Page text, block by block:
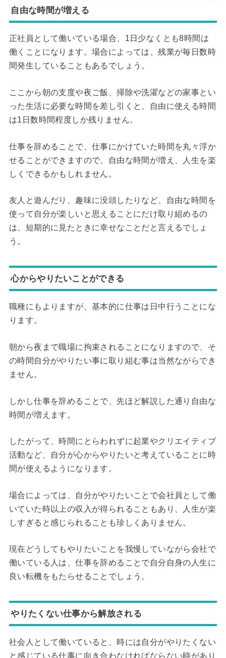
自由な時間が増える
正社員として働いている場合、1日少なくとも8時間は
働くことになります。場合によっては、残業が毎日数時
間発生していることもあるでしょう。
ここから朝の支度や夜ご飯、掃除や洗濯などの家事とい
った生活に必要な時間を差し引くと、自由に使える時間
は1日数時間程度しか残りません。
仕事を辞めることで、仕事にかけていた時間を丸々浮か
せることができますので、自由な時間が増え、人生を楽
しくできるかもしれません。
友人と遊んだり、趣味に没頭したりなど、自由な時間を
使って自分が楽しいと思えることにだけ取り組めるの
は、短期的に見たときに幸せなことだと言えるでしょ
う。
心からやりたいことができる
職種にもよりますが、基本的に仕事は日中行うことにな
ります。
朝から夜まで職場に拘束されることになりますので、そ
の時間自分がやりたい事に取り組む事は当然ながらでき
ません。
しかし仕事を辞めることで、先ほど解説した通り自由な
時間が増えます。
したがって、時間にとらわれずに起業やクリエイティブ
活動など、自分が心からやりたいと考えていることに時
間が使えるようになります。
場合によっては、自分がやりたいことで会社員として働
いていた時以上の収入が得られることもあり、人生が楽
しすぎると感じられることも珍しくありません。
現在どうしてもやりたいことを我慢していながら会社で
働いている人は、仕事を辞めることで自分自身の人生に
良い転機をもたらせることでしょう。
やりたくない仕事から解放される
社会人として働いていると、時には自分がやりたくない
と感じている仕事に向き合わなければならない時があり